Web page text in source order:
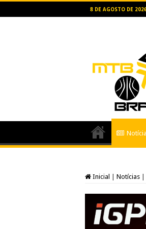
8 DE AGOSTO DE
Inicial Notícias